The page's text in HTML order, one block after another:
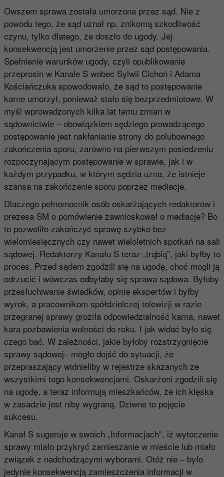
Owszem sprawa została umorzona przez sąd. Nie z
powodu tego, że sąd uznał np. znikomą szkodliwość
czynu, tylko dlatego, że doszło do ugody. Jej
konsekwencją jest umorzenie przez sąd postępowania.
Spełnienie warunków ugody, czyli opublikowanie
przeprosin w Kanale S wobec Sylwii Cichoń i Adama
Kościańczuka spowodowało, że sąd to postępowanie
karne umorzył, ponieważ stało się bezprzedmiotowe. W
myśl wprowadzonych kilka lat temu zmian w
sądownictwie – obowiązkiem sędziego prowadzącego
postępowanie jest nakłanianie strony do polubownego
zakończenia sporu, zarówno na pierwszym posiedzeniu
rozpoczynającym postępowanie w sprawie, jak i w
każdym przypadku, w którym sędzia uzna, że istnieje
szansa na zakończenie sporu poprzez mediacje.
Dlaczego pełnomocnik osób oskarżających redaktorów i
prezesa SM o pomówienie zawnioskował o mediacje? Bo
to pozwoliło zakończyć sprawę szybko bez
wielomiesięcznych czy nawet wieloletnich spotkań na sali
sądowej. Redaktorzy Kanału S teraz „trąbią”, jaki byłby to
proces. Przed sądem zgodzili się na ugodę, choć mogli ją
odrzucić i wówczas odbyłaby się sprawa sądowa. Byłoby
przesłuchiwanie świadków, opinie ekspertów i byłby
wyrok, a pracownikom spółdzielczej telewizji w razie
przegranej sprawy groziła odpowiedzialność karna, nawet
kara pozbawienia wolności do roku. I jak widać było się
czego bać. W zależności, jakie byłoby rozstrzygnięcie
sprawy sądowej– mogło dojść do sytuacji, że
przepraszający widnieliby w rejestrze skazanych ze
wszystkimi tego konsekwencjami. Oskarżeni zgodzili się
na ugodę, a teraz informują mieszkańców, że ich klęska
w zasadzie jest niby wygraną. Dziwne to pojęcie
sukcesu.
Kanał S sugeruje w swoich „Informacjach”, iż wytoczenie
sprawy miało przykryć zamieszanie w mieście lub miało
związek z nadchodzącymi wyborami. Otóż nie – było
jedynie konsekwencją zamieszczenia informacji w